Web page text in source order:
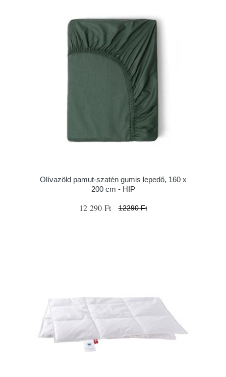
Olívazöld pamut-szatén gumis lepedő, 160 x
200 cm - HIP
12 290 Ft 12290 Ft